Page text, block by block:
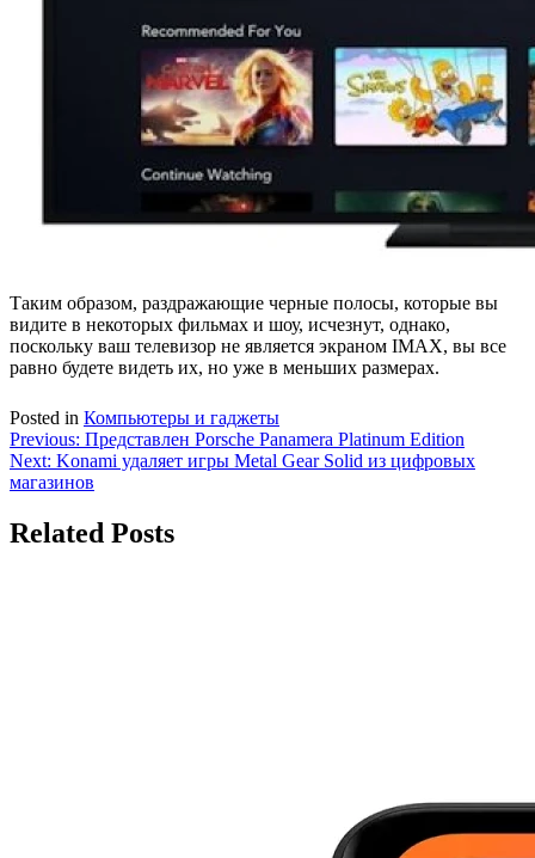
Таким образом, раздражающие черные полосы, которые вы
видите в некоторых фильмах и шоу, исчезнут, однако,
поскольку ваш телевизор не является экраном IMAX, вы все
равно будете видеть их, но уже в меньших размерах.
Posted in Компьютеры и гаджеты
Навигация
по
Previous: Представлен Porsche Panamera Platinum Edition
Next: Konami удаляет игры Metal Gear Solid из цифровых
магазинов
Related Posts